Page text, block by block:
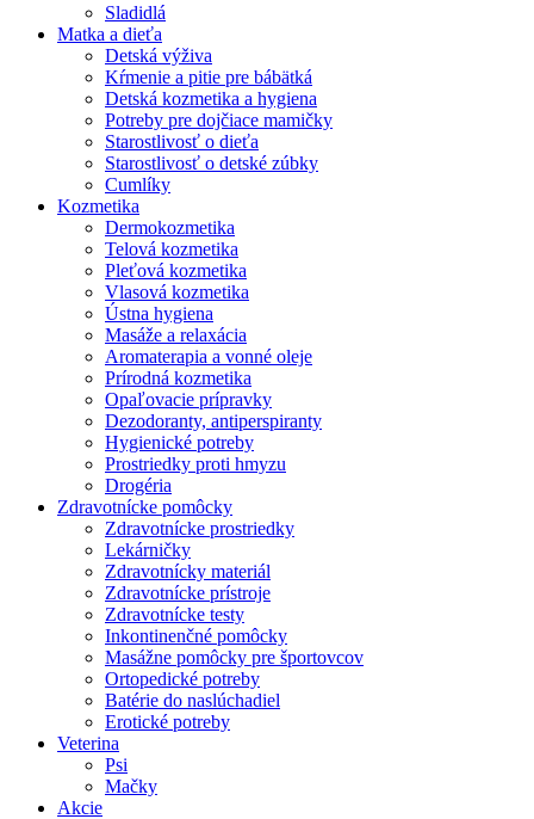
Sladidlá
Matka a dieťa
Detská výživa
Kŕmenie a pitie pre bábätká
Detská kozmetika a hygiena
Potreby pre dojčiace mamičky
Starostlivosť o dieťa
Starostlivosť o detské zúbky
Cumlíky
Kozmetika
Dermokozmetika
Telová kozmetika
Pleťová kozmetika
Vlasová kozmetika
Ústna hygiena
Masáže a relaxácia
Aromaterapia a vonné oleje
Prírodná kozmetika
Opaľovacie prípravky
Dezodoranty, antiperspiranty
Hygienické potreby
Prostriedky proti hmyzu
Drogéria
Zdravotnícke pomôcky
Zdravotnícke prostriedky
Lekárničky
Zdravotnícky materiál
Zdravotnícke prístroje
Zdravotnícke testy
Inkontinenčné pomôcky
Masážne pomôcky pre športovcov
Ortopedické potreby
Batérie do naslúchadiel
Erotické potreby
Veterina
Psi
Mačky
Akcie